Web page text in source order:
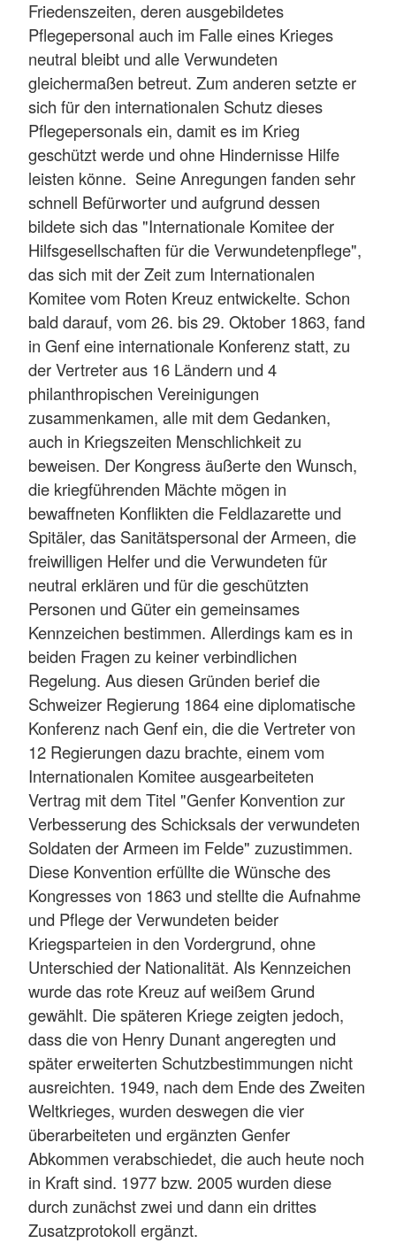
Friedenszeiten, deren ausgebildetes
Pflegepersonal auch im Falle eines Krieges
neutral bleibt und alle Verwundeten
gleichermaßen betreut. Zum anderen setzte er
sich für den internationalen Schutz dieses
Pflegepersonals ein, damit es im Krieg
geschützt werde und ohne Hindernisse Hilfe
leisten könne. Seine Anregungen fanden sehr
schnell Befürworter und aufgrund dessen
bildete sich das "Internationale Komitee der
Hilfsgesellschaften für die Verwundetenpflege",
das sich mit der Zeit zum Internationalen
Komitee vom Roten Kreuz entwickelte. Schon
bald darauf, vom 26. bis 29. Oktober 1863, fand
in Genf eine internationale Konferenz statt, zu
der Vertreter aus 16 Ländern und 4
philanthropischen Vereinigungen
zusammenkamen, alle mit dem Gedanken,
auch in Kriegszeiten Menschlichkeit zu
beweisen. Der Kongress äußerte den Wunsch,
die kriegführenden Mächte mögen in
bewaffneten Konflikten die Feldlazarette und
Spitäler, das Sanitätspersonal der Armeen, die
freiwilligen Helfer und die Verwundeten für
neutral erklären und für die geschützten
Personen und Güter ein gemeinsames
Kennzeichen bestimmen. Allerdings kam es in
beiden Fragen zu keiner verbindlichen
Regelung. Aus diesen Gründen berief die
Schweizer Regierung 1864 eine diplomatische
Konferenz nach Genf ein, die die Vertreter von
12 Regierungen dazu brachte, einem vom
Internationalen Komitee ausgearbeiteten
Vertrag mit dem Titel "Genfer Konvention zur
Verbesserung des Schicksals der verwundeten
Soldaten der Armeen im Felde" zuzustimmen.
Diese Konvention erfüllte die Wünsche des
Kongresses von 1863 und stellte die Aufnahme
und Pflege der Verwundeten beider
Kriegsparteien in den Vordergrund, ohne
Unterschied der Nationalität. Als Kennzeichen
wurde das rote Kreuz auf weißem Grund
gewählt. Die späteren Kriege zeigten jedoch,
dass die von Henry Dunant angeregten und
später erweiterten Schutzbestimmungen nicht
ausreichten. 1949, nach dem Ende des Zweiten
Weltkrieges, wurden deswegen die vier
überarbeiteten und ergänzten Genfer
Abkommen verabschiedet, die auch heute noch
in Kraft sind. 1977 bzw. 2005 wurden diese
durch zunächst zwei und dann ein drittes
Zusatzprotokoll ergänzt.